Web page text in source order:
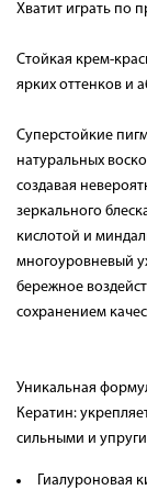
Хватит играть по
Стойкая крем-
ярких оттенков и
Суперстойкие
натуральных
создавая
зеркального
кислотой и
многоуровневый
бережное
сохранением
Уникальная
Кератин:
сильными и
Гиалуроновая